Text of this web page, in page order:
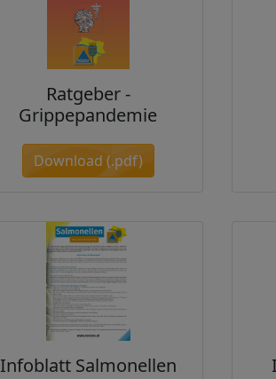
Ratgeber -
Grippepandemie
Download (.pdf)
Infoblatt Salmonellen